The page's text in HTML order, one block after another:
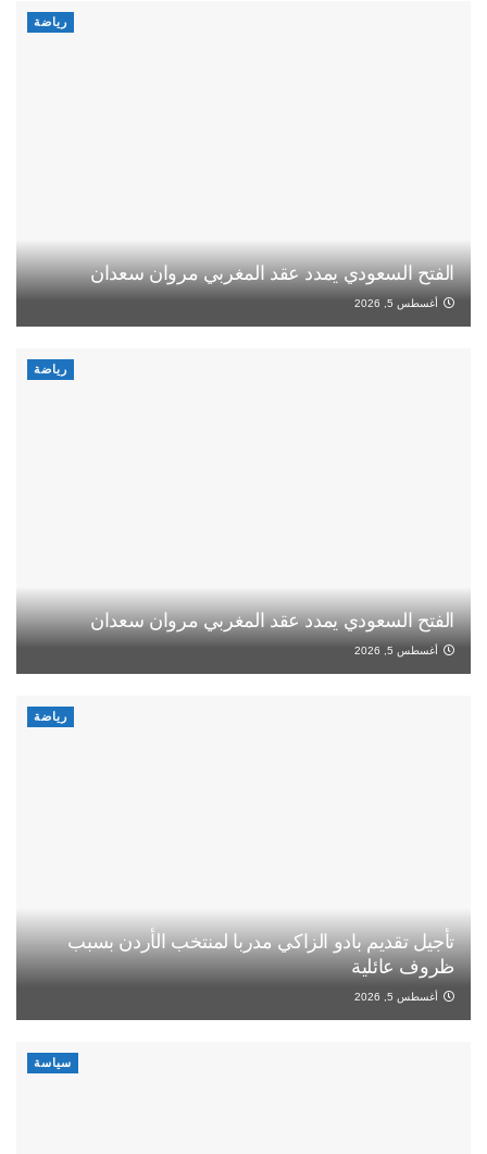
رياضة
الفتح السعودي يمدد عقد المغربي مروان سعدان
أغسطس 5, 2026
رياضة
الفتح السعودي يمدد عقد المغربي مروان سعدان
أغسطس 5, 2026
رياضة
تأجيل تقديم بادو الزاكي مدربا لمنتخب الأردن بسبب
ظروف عائلية
أغسطس 5, 2026
سياسة